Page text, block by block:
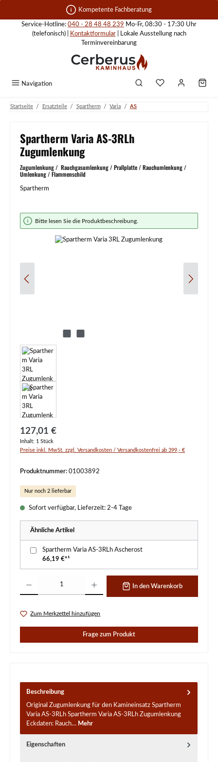
Zum Hauptinhalt springen Kompetente Fachberatung
Service-Hotline: 040 - 28 48 48 239 Mo-Fr, 08:30 - 17:30 Uhr
(telefonisch) |
Kontaktformular| Lokale Ausstellung nach
Terminvereinbarung
Navigation
Startseite / Ersatzteile / Spartherm / Varia / AS
Spartherm Varia AS-3RLh
Zugumlenkung
Zugumlenkung / Rauchgasumlenkung / Prallplatte / Rauchumlenkung /
Umlenkung / Flammenschild
Spartherm
Bildergalerie überspringen
Bitte lesen Sie die Produktbeschreibung.
Regulärer Preis:
127,01 €
Inhalt: 1 Stück
Preise inkl. MwSt. zzgl. Versandkosten / Versandkostenfrei ab 399,- €
Produktnummer: 01003892
Nur noch 2 lieferbar
Sofort verfügbar, Lieferzeit: 2-4 Tage
Ähnliche Artikel
Spartherm Varia AS-3RLh Ascherost
66,19 €*¹
In den Warenkorb
Zum Merkzettel hinzufügen
Frage zum Produkt
Beschreibung
Original Zugumlenkung für den Kamineinsatz Spartherm
Varia AS-3RLh Spartherm Varia AS-3RLh Zugumlenkung
Eckdaten: Rauch… Mehr
Eigenschaften